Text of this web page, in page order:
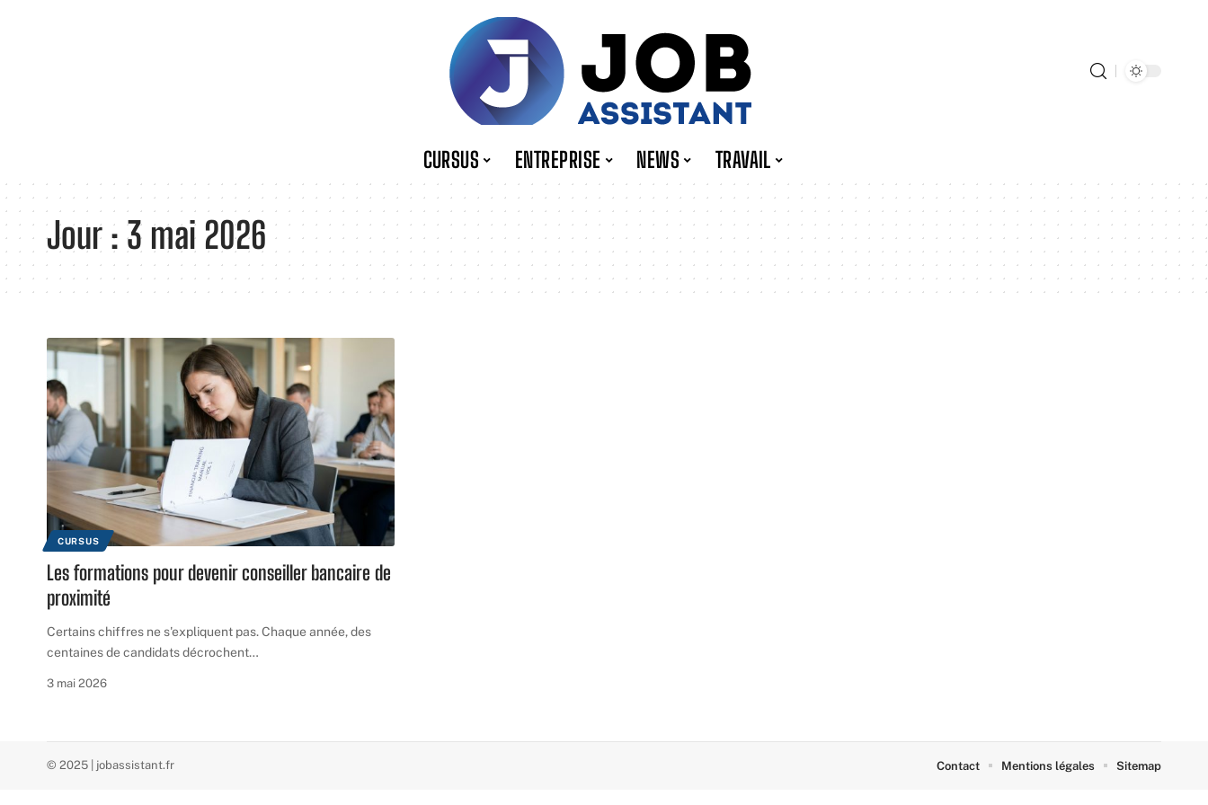
CURSUS ENTREPRISE NEWS TRAVAIL
Jour : 3 mai 2026
CURSUS
Les formations pour devenir conseiller bancaire de
proximité
Certains chiffres ne s'expliquent pas. Chaque année, des
centaines de candidats décrochent…
3 mai 2026
© 2025 | jobassistant.fr Contact Mentions légales Sitemap